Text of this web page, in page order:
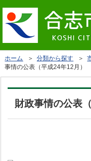
ホーム ＞分類から探す ＞
事情の公表（平成24年12月）
財政事情の公表